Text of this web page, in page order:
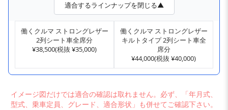
適合するラインナップを閉じる▲
働くクルマ ストロングレザー
2列シート車全席分
¥38,500(税抜 ¥35,000)
働くクルマ ストロングレザー
キルトタイプ 2列シート車全
席分
¥44,000(税抜 ¥40,000)
イメージ図だけでは適合の確認は取れません。必ず、「年月式、
型式、乗車定員、グレード、適合形状」も併せてご確認下さい。